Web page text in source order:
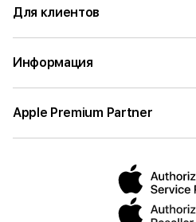
Для клиентов
Информация
Apple Premium Partner